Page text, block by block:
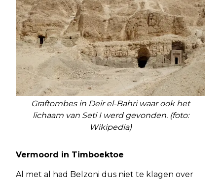
Graftombes in Deir el-Bahri waar ook het
lichaam van Seti I werd gevonden. (foto:
Wikipedia)
Vermoord in Timboektoe
Al met al had Belzoni dus niet te klagen over